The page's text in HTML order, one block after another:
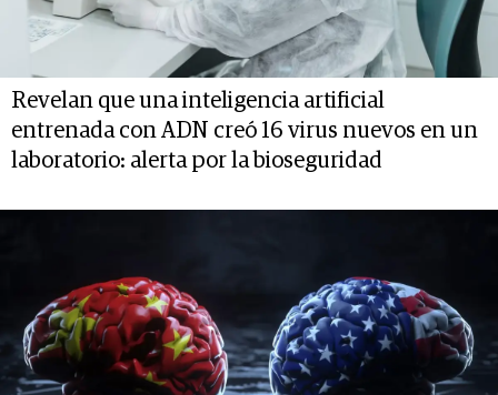
Revelan que una inteligencia artificial
entrenada con ADN creó 16 virus nuevos en un
laboratorio: alerta por la bioseguridad